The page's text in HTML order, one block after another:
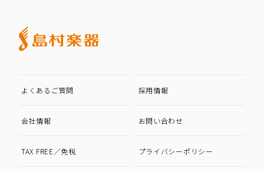
よくあるご質問 採用情報
会社情報 お問い合わせ
TAX FREE／免税 プライバシーポリシー